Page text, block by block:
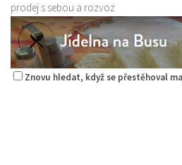
prodej s sebou a rozvoz
Znovu hledat, když se přestěhoval